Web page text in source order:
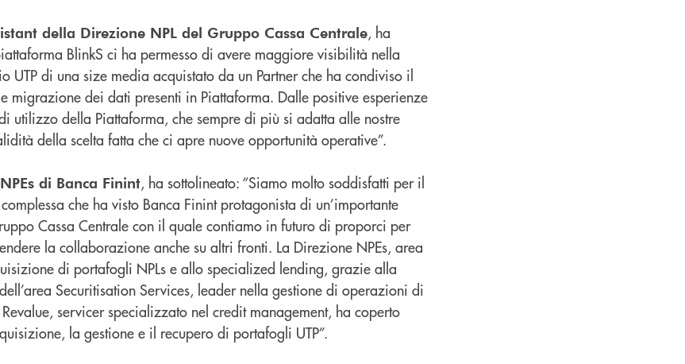
della Direzione NPL del Gruppo Cassa Centrale, ha
BlinkS ci ha permesso di avere maggiore visibilità nella
UTP di una size media acquistato da un Partner che ha condiviso il
migrazione dei dati presenti in Piattaforma. Dalle positive esperienze
utilizzo della Piattaforma, che sempre di più si adatta alle nostre
della scelta fatta che ci apre nuove opportunità operative”.
di Banca Finint, ha sottolineato: “Siamo molto soddisfatti per il
che ha visto Banca Finint protagonista di un’importante
Cassa Centrale con il quale contiamo in futuro di proporci per
la collaborazione anche su altri fronti. La Direzione NPEs, area
di portafogli NPLs e allo specialized lending, grazie alla
Securitisation Services, leader nella gestione di operazioni di
servicer specializzato nel credit management, ha coperto
la gestione e il recupero di portafogli UTP”.